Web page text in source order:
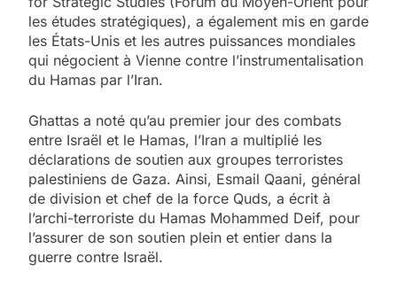
les études stratégiques), a également mis en garde
les États-Unis et les autres puissances mondiales
qui négocient à Vienne contre l’instrumentalisation
du Hamas par l’Iran.
Ghattas a noté qu’au premier jour des combats
entre Israël et le Hamas, l’Iran a multiplié les
déclarations de soutien aux groupes terroristes
palestiniens de Gaza. Ainsi, Esmail Qaani, général
de division et chef de la force Quds, a écrit à
l’archi-terroriste du Hamas Mohammed Deif, pour
l’assurer de son soutien plein et entier dans la
guerre contre Israël.